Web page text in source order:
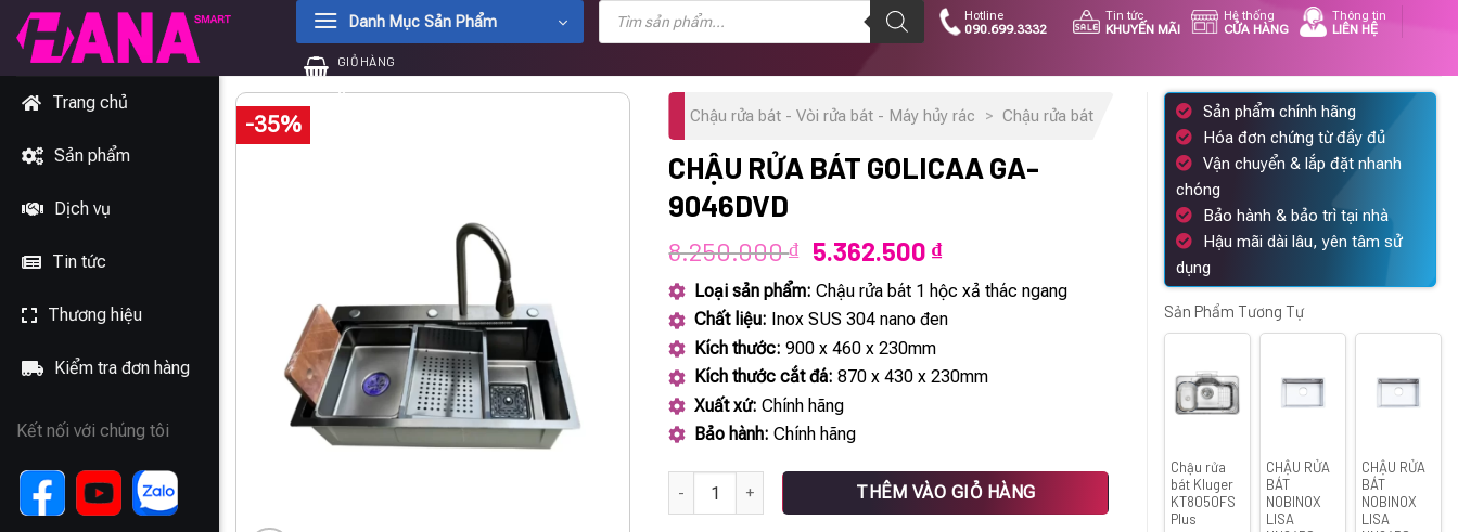
Chuyển
đến
dung
Danh Mục Sản Phẩm
Tìm
kiếm
phẩm
Hotline
090.699.3332
Tin tức
KHUYẾN MÃI
Hệ thống
CỬA HÀNG
Thông tin
LIÊN HỆ
GIỎ HÀNG
0₫
Trang chủ
Sản phẩm
Dịch vụ
Tin tức
Thương hiệu
Kiểm tra đơn hàng
Kết nối với chúng tôi
-35% Chậu rửa bát - Vòi rửa bát - Máy hủy rác > Chậu rửa bát
CHẬU RỬA BÁT GOLICAA GA-
9046DVD
8.250.000₫
Giá
gốc
là:
8.250.000 ₫.
5.362.500 ₫Giá
hiện
tại
là:
Loại sản phẩm: Chậu rửa bát 1 hộc xả thác ngang
Chất liệu: Inox SUS 304 nano đen
Kích thước:900 x 460 x 230mm
Kích thước cắt đá: 870 x 430 x 230mm
Xuất xứ:Chính hãng
Bảo hành: Chính hãng
Chậu rửa bát GOLICAA GA-9046DVD số lượng
THÊM VÀO GIỎ HÀNG
Sản phẩm chính hãng
Hóa đơn chứng từ đầy đủ
Vận chuyển & lắp đặt nhanh
chóng
Bảo hành & bảo trì tại nhà
Hậu mãi dài lâu, yên tâm sử
dụng
Sản Phẩm Tương Tự
Chậu rửa
bát Kluger
KT8050FS
Plus
CHẬU RỬA
BÁT
NOBINOX
LISA
CHẬU RỬA
BÁT
NOBINOX
LISA